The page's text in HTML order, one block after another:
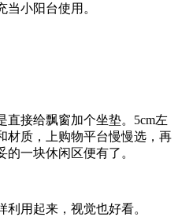
小阳台使用。
直接给飘窗加个坐垫。5cm左
材质，上购物平台慢慢选，再
一块休闲区便有了。
用起来，视觉也好看。